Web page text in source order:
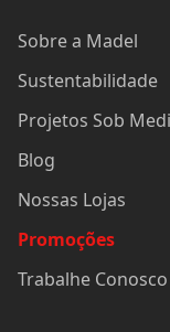
Sobre a Madel
Sustentabilidade
Projetos Sob
Blog
Nossas Lojas
Promoções
Trabalhe Conosco